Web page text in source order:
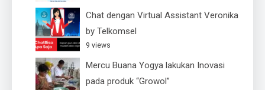
Chat dengan Virtual Assistant Veronika
by Telkomsel
9 views
Mercu Buana Yogya lakukan Inovasi
pada produk “Growol”